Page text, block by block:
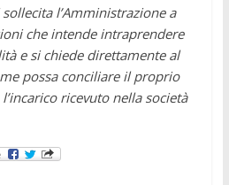
l’Amministrazione a
che intende intraprendere
e si chiede direttamente al
possa conciliare il proprio
ricevuto nella società